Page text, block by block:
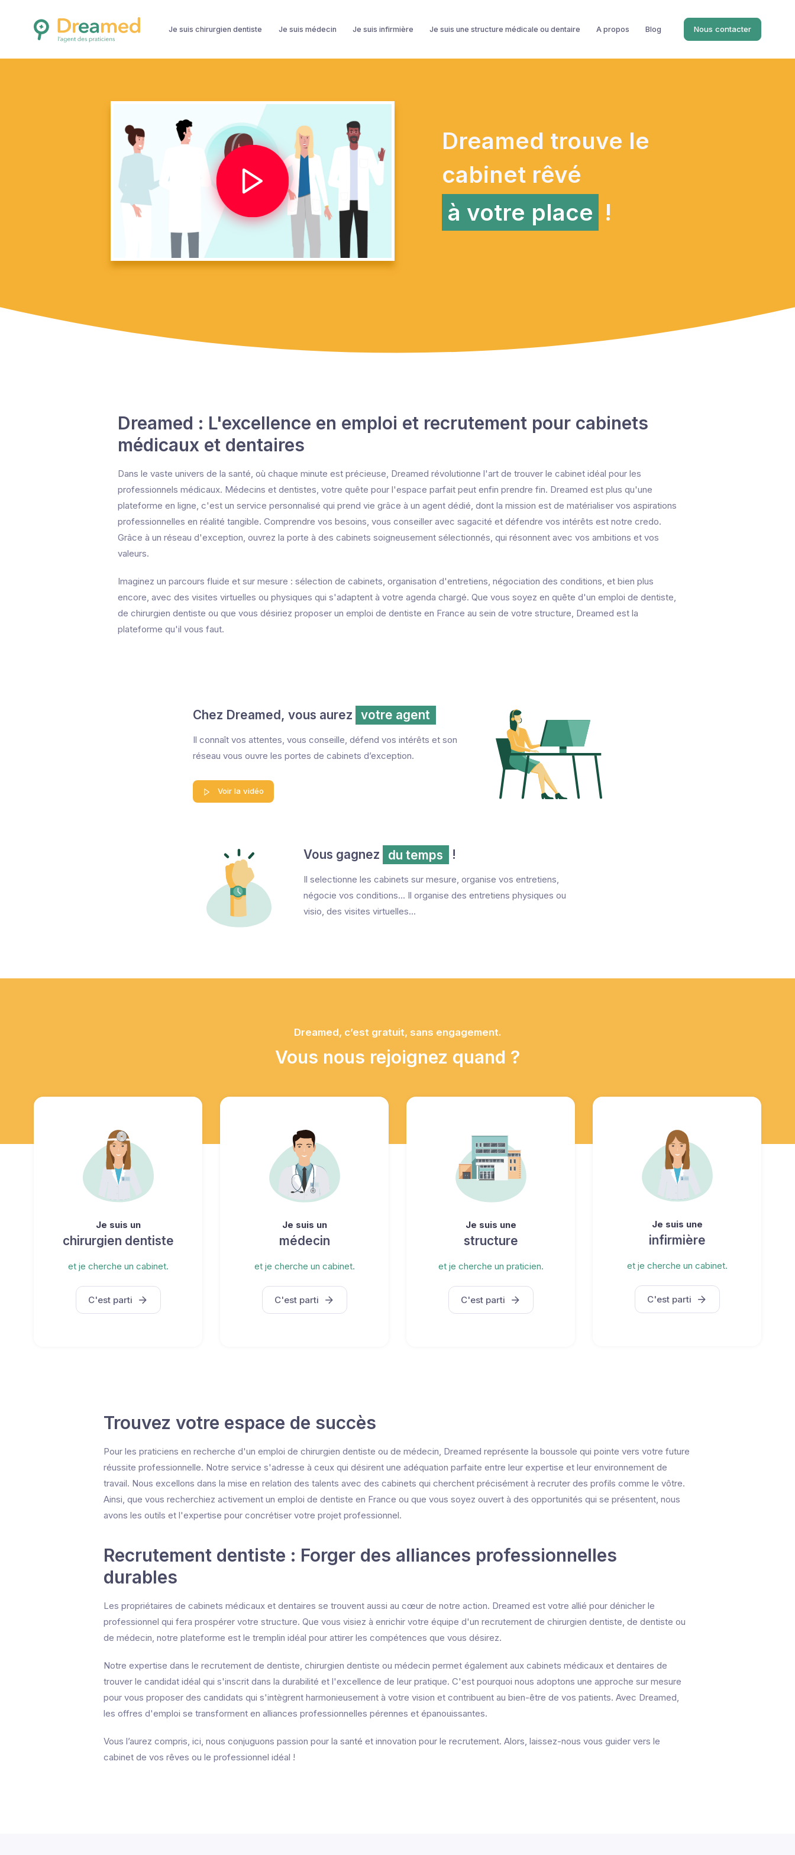
Je suis chirurgien dentiste Je suis médecin Je suis infirmière Je suis une structure médicale ou dentaire A propos Blog Nous contacter
Dreamed trouve le
cabinet rêvé
à votre place !
Dreamed : L'excellence en emploi et recrutement pour cabinets
médicaux et dentaires
Dans le vaste univers de la santé, où chaque minute est précieuse, Dreamed révolutionne l'art de trouver le cabinet idéal pour les
professionnels médicaux. Médecins et dentistes, votre quête pour l'espace parfait peut enfin prendre fin. Dreamed est plus qu'une
plateforme en ligne, c'est un service personnalisé qui prend vie grâce à un agent dédié, dont la mission est de matérialiser vos aspirations
professionnelles en réalité tangible. Comprendre vos besoins, vous conseiller avec sagacité et défendre vos intérêts est notre credo.
Grâce à un réseau d'exception, ouvrez la porte à des cabinets soigneusement sélectionnés, qui résonnent avec vos ambitions et vos
valeurs.
Imaginez un parcours fluide et sur mesure : sélection de cabinets, organisation d'entretiens, négociation des conditions, et bien plus
encore, avec des visites virtuelles ou physiques qui s'adaptent à votre agenda chargé. Que vous soyez en quête d'un emploi de dentiste,
de chirurgien dentiste ou que vous désiriez proposer un emploi de dentiste en France au sein de votre structure, Dreamed est la
plateforme qu'il vous faut.
Chez Dreamed, vous aurez votre agent
Il connaît vos attentes, vous conseille, défend vos intérêts et son
réseau vous ouvre les portes de cabinets d’exception.
Voir la vidéo
Vous gagnez du temps !
Il selectionne les cabinets sur mesure, organise vos entretiens,
négocie vos conditions... Il organise des entretiens physiques ou
visio, des visites virtuelles...
Dreamed, c’est gratuit, sans engagement.
Vous nous rejoignez quand ?
Je suis un
chirurgien dentiste
et je cherche un cabinet.
C'est parti
Je suis un
médecin
et je cherche un cabinet.
C'est parti
Je suis une
structure
et je cherche un praticien.
C'est parti
Je suis une
infirmière
et je cherche un cabinet.
C'est parti
Trouvez votre espace de succès
Pour les praticiens en recherche d'un emploi de chirurgien dentiste ou de médecin, Dreamed représente la boussole qui pointe vers votre future
réussite professionnelle. Notre service s'adresse à ceux qui désirent une adéquation parfaite entre leur expertise et leur environnement de
travail. Nous excellons dans la mise en relation des talents avec des cabinets qui cherchent précisément à recruter des profils comme le vôtre.
Ainsi, que vous recherchiez activement un emploi de dentiste en France ou que vous soyez ouvert à des opportunités qui se présentent, nous
avons les outils et l'expertise pour concrétiser votre projet professionnel.
Recrutement dentiste : Forger des alliances professionnelles
durables
Les propriétaires de cabinets médicaux et dentaires se trouvent aussi au cœur de notre action. Dreamed est votre allié pour dénicher le
professionnel qui fera prospérer votre structure. Que vous visiez à enrichir votre équipe d'un recrutement de chirurgien dentiste, de dentiste ou
de médecin, notre plateforme est le tremplin idéal pour attirer les compétences que vous désirez.
Notre expertise dans le recrutement de dentiste, chirurgien dentiste ou médecin permet également aux cabinets médicaux et dentaires de
trouver le candidat idéal qui s'inscrit dans la durabilité et l'excellence de leur pratique. C'est pourquoi nous adoptons une approche sur mesure
pour vous proposer des candidats qui s'intègrent harmonieusement à votre vision et contribuent au bien-être de vos patients. Avec Dreamed,
les offres d'emploi se transforment en alliances professionnelles pérennes et épanouissantes.
Vous l’aurez compris, ici, nous conjuguons passion pour la santé et innovation pour le recrutement. Alors, laissez-nous vous guider vers le
cabinet de vos rêves ou le professionnel idéal !